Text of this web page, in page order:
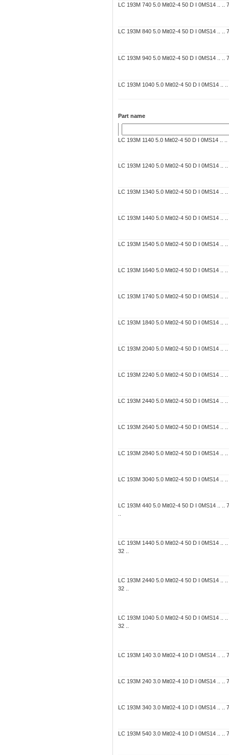
LC 193M 740 5.0 Mit02-4 50 D I 0MS14 .. ..
LC 193M 840 5.0 Mit02-4 50 D I 0MS14 .. ..
LC 193M 940 5.0 Mit02-4 50 D I 0MS14 .. ..
LC 193M 1040 5.0 Mit02-4 50 D I 0MS14 ..
Part name
LC 193M 1140 5.0 Mit02-4 50 D I 0MS14 ..
LC 193M 1240 5.0 Mit02-4 50 D I 0MS14 ..
LC 193M 1340 5.0 Mit02-4 50 D I 0MS14 ..
LC 193M 1440 5.0 Mit02-4 50 D I 0MS14 ..
LC 193M 1540 5.0 Mit02-4 50 D I 0MS14 ..
LC 193M 1640 5.0 Mit02-4 50 D I 0MS14 ..
LC 193M 1740 5.0 Mit02-4 50 D I 0MS14 ..
LC 193M 1840 5.0 Mit02-4 50 D I 0MS14 ..
LC 193M 2040 5.0 Mit02-4 50 D I 0MS14 ..
LC 193M 2240 5.0 Mit02-4 50 D I 0MS14 ..
LC 193M 2440 5.0 Mit02-4 50 D I 0MS14 ..
LC 193M 2640 5.0 Mit02-4 50 D I 0MS14 ..
LC 193M 2840 5.0 Mit02-4 50 D I 0MS14 ..
LC 193M 3040 5.0 Mit02-4 50 D I 0MS14 ..
LC 193M 440 5.0 Mit02-4 50 D I 0MS14 .. ..
LC 193M 1440 5.0 Mit02-4 50 D I 0MS14 .. ..
32 ..
LC 193M 2440 5.0 Mit02-4 50 D I 0MS14 .. ..
32 ..
LC 193M 1040 5.0 Mit02-4 50 D I 0MS14 .. ..
32 ..
LC 193M 140 3.0 Mit02-4 10 D I 0MS14 .. ..
LC 193M 240 3.0 Mit02-4 10 D I 0MS14 .. ..
LC 193M 340 3.0 Mit02-4 10 D I 0MS14 .. ..
LC 193M 540 3.0 Mit02-4 10 D I 0MS14 .. ..